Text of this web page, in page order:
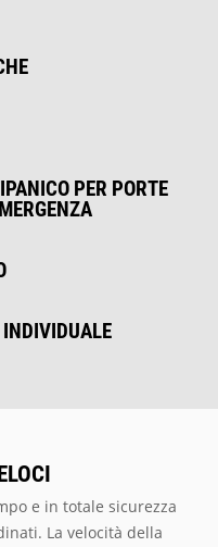
PER PORTE
e in totale sicurezza
La velocità della